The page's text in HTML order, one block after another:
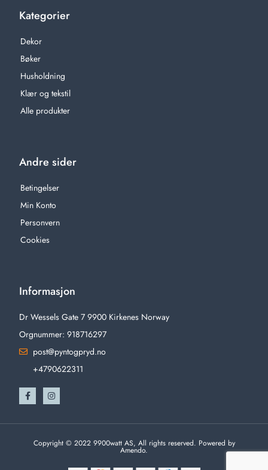
Kategorier
Dekor
Bøker
Husholdning
Klær og tekstil
Alle produkter
Andre sider
Betingelser
Min Konto
Personvern
Cookies
Informasjon
Dr Wessels Gate 7 9900 Kirkenes Norway
Orgnummer: 918716297
post@pyntogpryd.no
+4790622311
Copyright © 2022 9900watt AS, All rights reserved. Powered by
Amendo.